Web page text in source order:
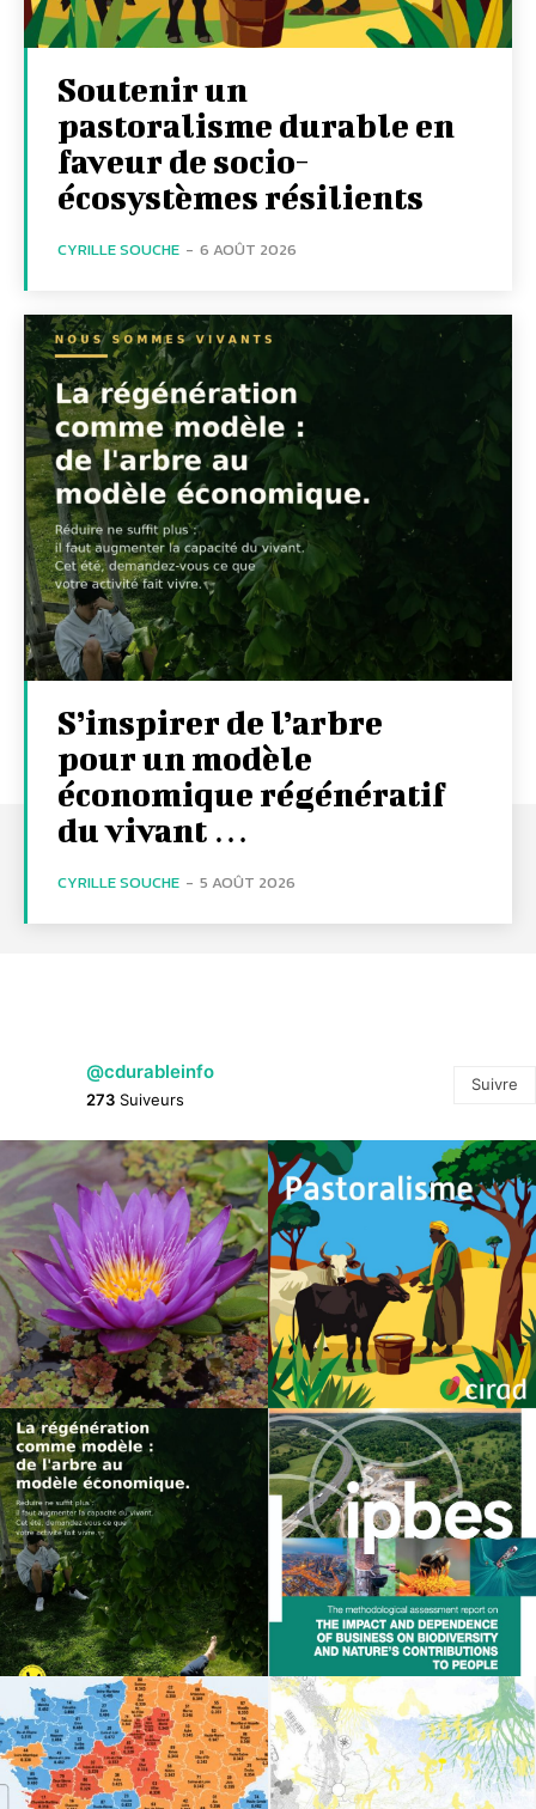
Soutenir un
pastoralisme durable en
faveur de socio-
écosystèmes résilients
CYRILLE SOUCHE - 6 AOÛT 2026
S’inspirer de l’arbre
pour un modèle
économique régénératif
du vivant …
CYRILLE SOUCHE - 5 AOÛT 2026
@cdurableinfo
273 Suiveurs
Suivre